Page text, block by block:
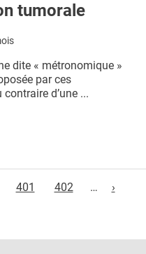
tumorale
dite « métronomique »
par ces
d’une ...
401 402 … ›